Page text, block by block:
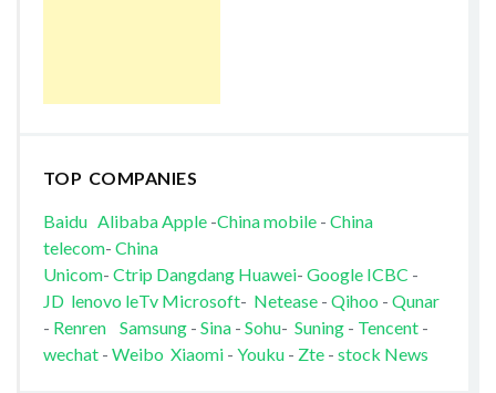
TOP COMPANIES
Baidu AlibabaApple-China mobile- China
telecom- China
Unicom- Ctrip Dangdang Huawei- Google ICBC -
JD lenovo leTv Microsoft- Netease- Qihoo - Qunar
- Renren Samsung- Sina- Sohu- Suning- Tencent-
wechat - Weibo Xiaomi- Youku - Zte- stock News